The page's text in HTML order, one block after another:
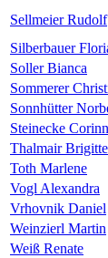
Sellmeier Rudolf
Silberbauer
Soller Bianca
Sommerer
Sonnhütter
Steinecke
Thalmair Brigitte
Toth Marlene
Vogl Alexandra
Vrhovnik Daniel
Weinzierl Martin
Weiß Renate